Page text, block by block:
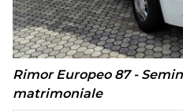
Rimor Europeo 87 -
matrimoniale